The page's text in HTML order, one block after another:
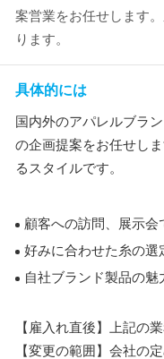
案営業をお任せします
ります。
具体的には
国内外のアパレルブラ
の企画提案をお任せし
るスタイルです。
顧客への訪問、展示会
好みに合わせた糸の選
自社ブランド製品の魅
【雇入れ直後】上記の
【変更の範囲】会社の